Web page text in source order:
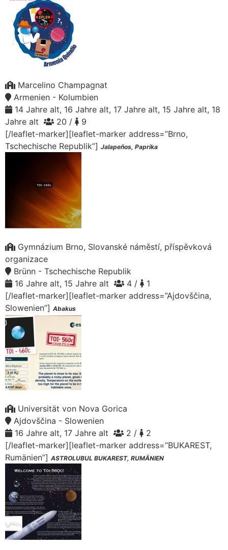
Marcelino Champagnat
Armenien - Kolumbien
14 Jahre alt, 16 Jahre alt, 17 Jahre alt, 15 Jahre alt, 18
Jahre alt
20 /
9
[/leaflet-marker][leaflet-marker address=”Brno,
Tschechische Republik”] Jalapeños, Paprika
Gymnázium Brno, Slovanské náměstí, příspěvková
organizace
Brünn - Tschechische Republik
16 Jahre alt, 15 Jahre alt
4 /
1
[/leaflet-marker][leaflet-marker address=”Ajdovščina,
Slowenien”] Abakus
Universität von Nova Gorica
Ajdovščina - Slowenien
16 Jahre alt, 17 Jahre alt
2 /
2
[/leaflet-marker][leaflet-marker address=”BUKAREST,
Rumänien”] ASTROLUBUL BUKAREST, RUMÄNIEN